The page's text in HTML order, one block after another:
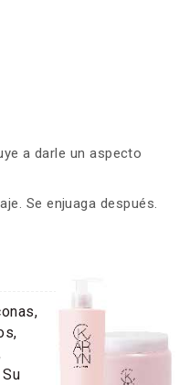
a darle un aspecto
Se enjuaga después.